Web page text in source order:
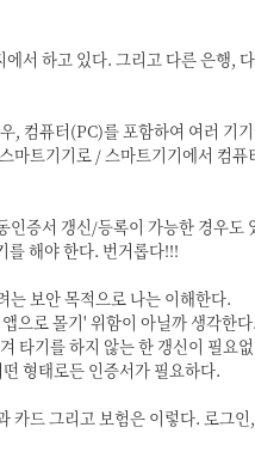
서 하고 있다. 그리고 다른 은행,
, 컴퓨터(PC)를 포함하여 여러 기
마트기기로 / 스마트기기에서 컴
증서 갱신/등록이 가능한 경우도
를 해야 한다. 번거롭다!!!
는 보안 목적으로 나는 이해한다.
으로 몰기' 위함이 아닐까 생각한다.
타기를 하지 않는 한 갱신이 필요
형태로든 인증서가 필요하다.
카드 그리고 보험은 이렇다. 로그